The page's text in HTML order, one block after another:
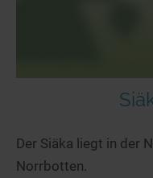
Der Siäka liegt in der
Norrbotten.